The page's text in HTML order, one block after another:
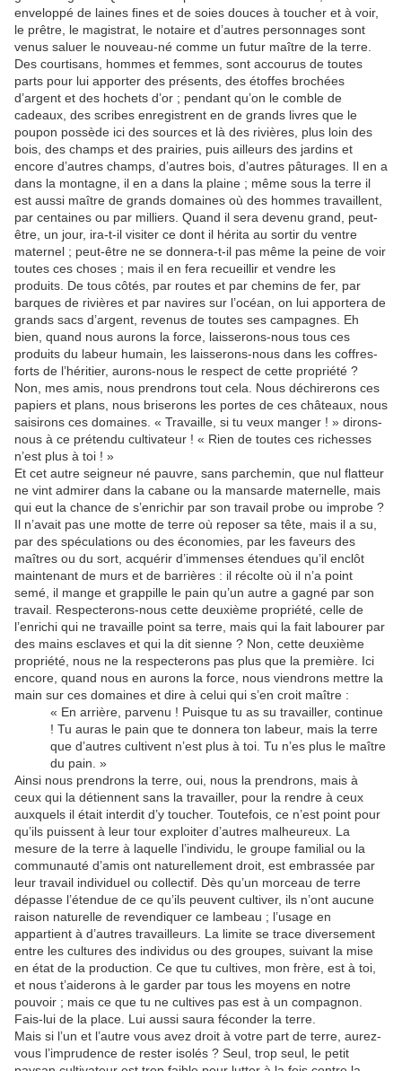
enveloppé de laines fines et de soies douces à toucher et à voir,
le prêtre, le magistrat, le notaire et d’autres personnages sont
venus saluer le nouveau-né comme un futur maître de la terre.
Des courtisans, hommes et femmes, sont accourus de toutes
parts pour lui apporter des présents, des étoffes brochées
d’argent et des hochets d’or ; pendant qu’on le comble de
cadeaux, des scribes enregistrent en de grands livres que le
poupon possède ici des sources et là des rivières, plus loin des
bois, des champs et des prairies, puis ailleurs des jardins et
encore d’autres champs, d’autres bois, d’autres pâturages. Il en a
dans la montagne, il en a dans la plaine ; même sous la terre il
est aussi maître de grands domaines où des hommes travaillent,
par centaines ou par milliers. Quand il sera devenu grand, peut-
être, un jour, ira-t-il visiter ce dont il hérita au sortir du ventre
maternel ; peut-être ne se donnera-t-il pas même la peine de voir
toutes ces choses ; mais il en fera recueillir et vendre les
produits. De tous côtés, par routes et par chemins de fer, par
barques de rivières et par navires sur l’océan, on lui apportera de
grands sacs d’argent, revenus de toutes ses campagnes. Eh
bien, quand nous aurons la force, laisserons-nous tous ces
produits du labeur humain, les laisserons-nous dans les coffres-
forts de l’héritier, aurons-nous le respect de cette propriété ?
Non, mes amis, nous prendrons tout cela. Nous déchirerons ces
papiers et plans, nous briserons les portes de ces châteaux, nous
saisirons ces domaines. « Travaille, si tu veux manger ! » dirons-
nous à ce prétendu cultivateur ! « Rien de toutes ces richesses
n’est plus à toi ! »
Et cet autre seigneur né pauvre, sans parchemin, que nul flatteur
ne vint admirer dans la cabane ou la mansarde maternelle, mais
qui eut la chance de s’enrichir par son travail probe ou improbe ?
Il n’avait pas une motte de terre où reposer sa tête, mais il a su,
par des spéculations ou des économies, par les faveurs des
maîtres ou du sort, acquérir d’immenses étendues qu’il enclôt
maintenant de murs et de barrières : il récolte où il n’a point
semé, il mange et grappille le pain qu’un autre a gagné par son
travail. Respecterons-nous cette deuxième propriété, celle de
l’enrichi qui ne travaille point sa terre, mais qui la fait labourer par
des mains esclaves et qui la dit sienne ? Non, cette deuxième
propriété, nous ne la respecterons pas plus que la première. Ici
encore, quand nous en aurons la force, nous viendrons mettre la
main sur ces domaines et dire à celui qui s’en croit maître :
« En arrière, parvenu ! Puisque tu as su travailler, continue
! Tu auras le pain que te donnera ton labeur, mais la terre
que d’autres cultivent n’est plus à toi. Tu n’es plus le maître
du pain. »
Ainsi nous prendrons la terre, oui, nous la prendrons, mais à
ceux qui la détiennent sans la travailler, pour la rendre à ceux
auxquels il était interdit d’y toucher. Toutefois, ce n’est point pour
qu’ils puissent à leur tour exploiter d’autres malheureux. La
mesure de la terre à laquelle l’individu, le groupe familial ou la
communauté d’amis ont naturellement droit, est embrassée par
leur travail individuel ou collectif. Dès qu’un morceau de terre
dépasse l’étendue de ce qu’ils peuvent cultiver, ils n’ont aucune
raison naturelle de revendiquer ce lambeau ; l’usage en
appartient à d’autres travailleurs. La limite se trace diversement
entre les cultures des individus ou des groupes, suivant la mise
en état de la production. Ce que tu cultives, mon frère, est à toi,
et nous t’aiderons à le garder par tous les moyens en notre
pouvoir ; mais ce que tu ne cultives pas est à un compagnon.
Fais-lui de la place. Lui aussi saura féconder la terre.
Mais si l’un et l’autre vous avez droit à votre part de terre, aurez-
vous l’imprudence de rester isolés ? Seul, trop seul, le petit